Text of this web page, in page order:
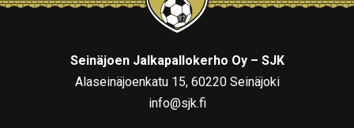
Seinäjoen Jalkapallokerho Oy – SJK
Alaseinäjoenkatu 15, 60220 Seinäjoki
info@sjk.fi